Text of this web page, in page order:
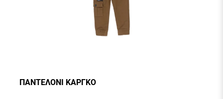
ΠΑΝΤΕΛΟΝΙ ΚΑΡΓΚΟ